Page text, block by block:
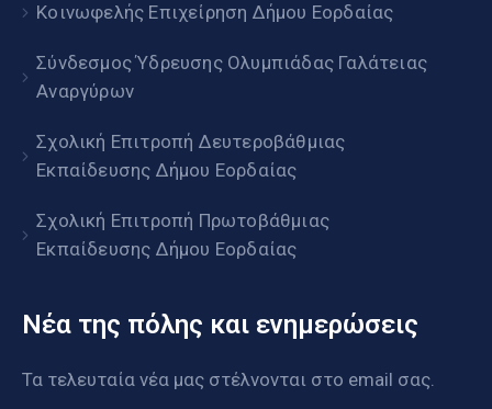
Κοινωφελής Επιχείρηση Δήμου Εορδαίας
Σύνδεσμος Ύδρευσης Ολυμπιάδας Γαλάτειας
Αναργύρων
Σχολική Επιτροπή Δευτεροβάθμιας
Εκπαίδευσης Δήμου Εορδαίας
Σχολική Επιτροπή Πρωτοβάθμιας
Εκπαίδευσης Δήμου Εορδαίας
Νέα της πόλης και ενημερώσεις
Τα τελευταία νέα μας στέλνονται στο email σας.